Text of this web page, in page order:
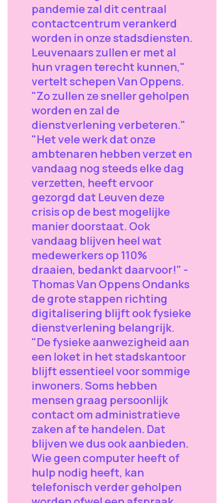
pandemie zal dit centraal
contactcentrum verankerd
worden in onze stadsdiensten.
Leuvenaars zullen er met al
hun vragen terecht kunnen,"
vertelt schepen Van Oppens.
"Zo zullen ze sneller geholpen
worden en zal de
dienstverlening verbeteren."
"Het vele werk dat onze
ambtenaren hebben verzet en
vandaag nog steeds elke dag
verzetten, heeft ervoor
gezorgd dat Leuven deze
crisis op de best mogelijke
manier doorstaat. Ook
vandaag blijven heel wat
medewerkers op 110%
draaien, bedankt daarvoor!" -
Thomas Van Oppens Ondanks
de grote stappen richting
digitalisering blijft ook fysieke
dienstverlening belangrijk.
"De fysieke aanwezigheid aan
een loket in het stadskantoor
blijft essentieel voor sommige
inwoners. Soms hebben
mensen graag persoonlijk
contact om administratieve
zaken af te handelen. Dat
blijven we dus ook aanbieden.
Wie geen computer heeft of
hulp nodig heeft, kan
telefonisch verder geholpen